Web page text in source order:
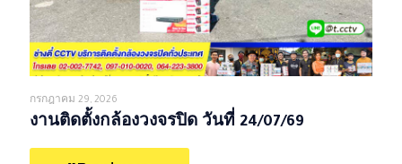
กรกฎาคม 29, 2026
งานติดตั้งกล้องวงจรปิด วันที่ 24/07/69